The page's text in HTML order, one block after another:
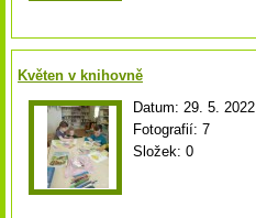
Květen v knihovně
Datum: 29. 5. 2022
Fotografií: 7
Složek: 0